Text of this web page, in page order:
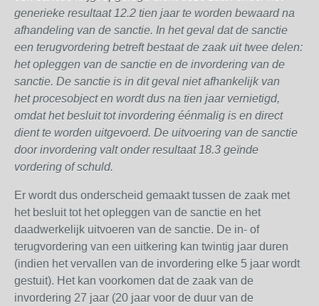
generieke resultaat 12.2 tien jaar te worden bewaard na
afhandeling van de sanctie. In het geval dat de sanctie
een terugvordering betreft bestaat de zaak uit twee delen:
het opleggen van de sanctie en de invordering van de
sanctie. De sanctie is in dit geval niet afhankelijk van
hetprocesobject en wordt dus na tien jaar vernietigd,
omdat het besluit tot invordering éénmalig is en direct
dient te worden uitgevoerd. De uitvoering van de sanctie
door invordering valt onder resultaat 18.3 geïnde
vordering of schuld.
Er wordt dus onderscheid gemaakt tussen de zaak met
het besluit tot het opleggen van de sanctie en het
daadwerkelijk uitvoeren van de sanctie. De in- of
terugvordering van een uitkering kan twintig jaar duren
(indien het vervallen van de invordering elke 5 jaar wordt
gestuit). Het kan voorkomen dat de zaak van de
invordering 27 jaar (20 jaar voor de duur van de